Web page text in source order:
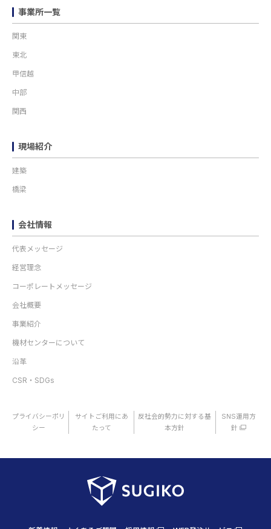
事業所一覧
関東
東北
甲信越
中部
関西
現場紹介
建築
橋梁
会社情報
代表メッセージ
経営理念
コーポレートメッセージ
会社概要
事業紹介
機材センターについて
沿革
CSR・SDGs
プライバシーポリ
シー
サイトご利用にあ
たって
反社会的勢力に対する基
本方針
SNS運用方
針